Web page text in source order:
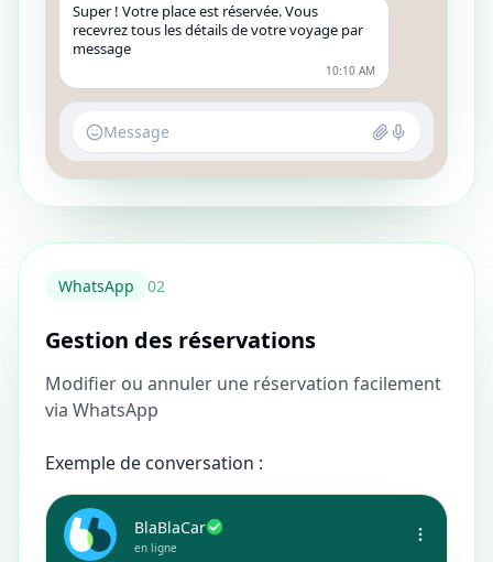
Super ! Votre place est réservée. Vous
recevrez tous les détails de votre voyage par
message
10:10 AM
Message
WhatsApp 02
Gestion des réservations
Modifier ou annuler une réservation facilement
via WhatsApp
Exemple de conversation :
BlaBlaCar
en ligne